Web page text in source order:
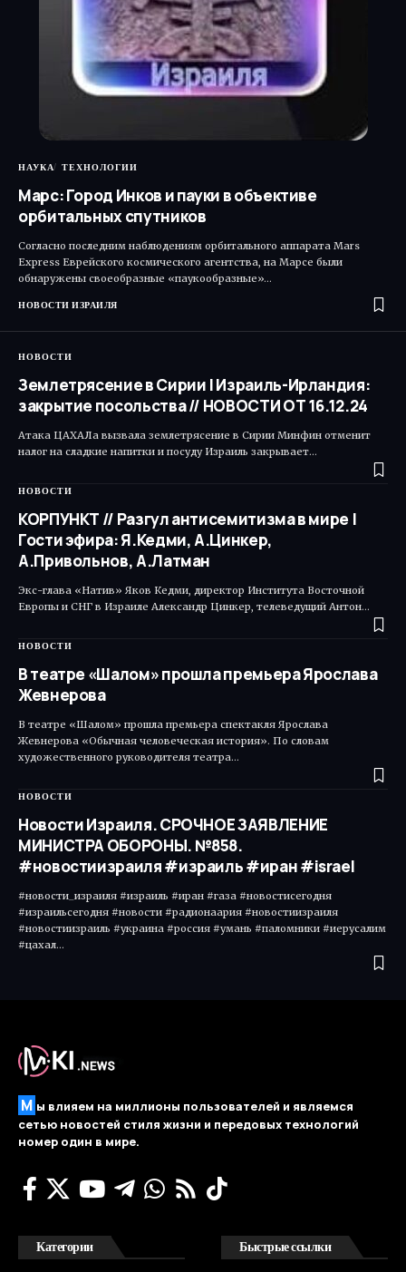
НАУКА ТЕХНОЛОГИИ
Марс: Город Инков и пауки в объективе
орбитальных спутников
Согласно последним наблюдениям орбитального аппарата Mars
Express Еврейского космического агентства, на Марсе были
обнаружены своеобразные «паукообразные»…
НОВОСТИ ИЗРАИЛЯ
НОВОСТИ
Землетрясение в Сирии | Израиль-Ирландия:
закрытие посольства // НОВОСТИ ОТ 16.12.24
Атака ЦАХАЛа вызвала землетрясение в Сирии Минфин отменит
налог на сладкие напитки и посуду Израиль закрывает…
НОВОСТИ
КОРПУНКТ // Разгул антисемитизма в мире |
Гости эфира: Я.Кедми, А.Цинкер,
А.Привольнов, А.Латман
Экс-глава «Натив» Яков Кедми, директор Института Восточной
Европы и СНГ в Израиле Александр Цинкер, телеведущий Антон…
НОВОСТИ
В театре «Шалом» прошла премьера Ярослава
Жевнерова
В театре «Шалом» прошла премьера спектакля Ярослава
Жевнерова «Обычная человеческая история». По словам
художественного руководителя театра…
НОВОСТИ
Новости Израиля. СРОЧНОЕ ЗАЯВЛЕНИЕ
МИНИСТРА ОБОРОНЫ. №858.
#новостиизраиля #израиль #иран #israel
#новости_израиля #израиль #иран #газа #новостисегодня
#израильсегодня #новости #радионаария #новостиизраиля
#новостиизраиль #украина #россия #умань #паломники #иерусалим
#цахал…
М ы влияем на миллионы пользователей и являемся
сетью новостей стиля жизни и передовых технологий
номер один в мире.
Категории Быстрые ссылки